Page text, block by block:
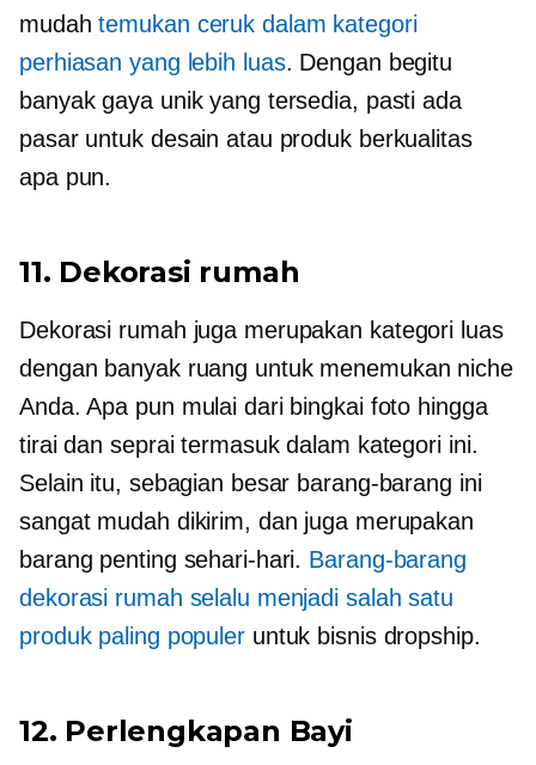
mudahtemukan ceruk dalam kategori
perhiasan yang lebih luas. Dengan begitu
banyak gaya unik yang tersedia, pasti ada
pasar untuk desain atau produk berkualitas
apa pun.
11. Dekorasi rumah
Dekorasi rumah juga merupakan kategori luas
dengan banyak ruang untuk menemukan niche
Anda. Apa pun mulai dari bingkai foto hingga
tirai dan seprai termasuk dalam kategori ini.
Selain itu, sebagian besar barang-barang ini
sangat mudah dikirim, dan juga merupakan
barang penting sehari-hari. Barang-barang
dekorasi rumah selalu menjadi salah satu
produk paling populeruntuk bisnis dropship.
12. Perlengkapan Bayi